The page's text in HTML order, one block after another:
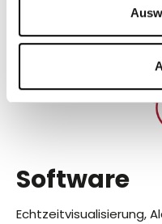
Software
Echtzeitvisualisierung,